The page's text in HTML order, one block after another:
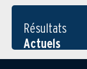
Résultats
Actuels